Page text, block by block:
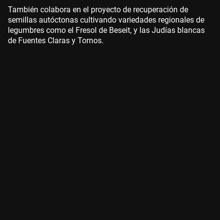
También colabora en el proyecto de recuperación de
semillas autóctonas cultivando variedades regionales de
legumbres como el Fresol de Beseit, y las Judías blancas
de Fuentes Claras y Tornos.